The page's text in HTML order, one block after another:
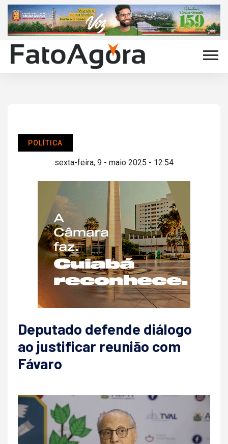
POLÍTICA
sexta-feira, 9 - maio 2025 - 12:54
Deputado defende diálogo
ao justificar reunião com
Fávaro